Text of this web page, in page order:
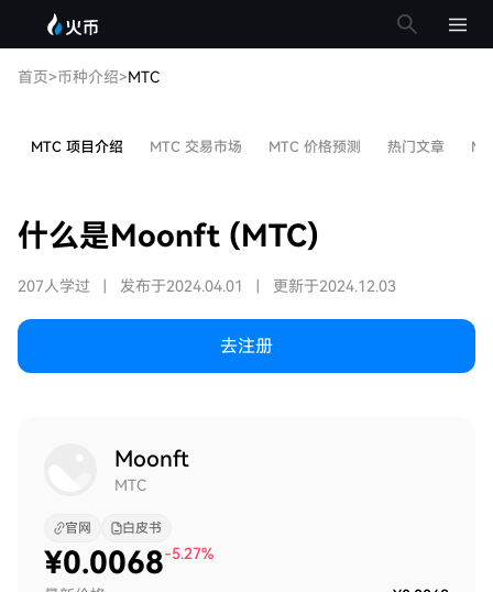
首页>币种介绍>MTC
MTC 项目介绍 MTC 交易市场 MTC 价格预测 热门文章
什么是Moonft (MTC)
207人学过 发布于2024.04.01 更新于2024.12.03
去注册
Moonft
MTC
官网 白皮书
¥0.0068-5.27%